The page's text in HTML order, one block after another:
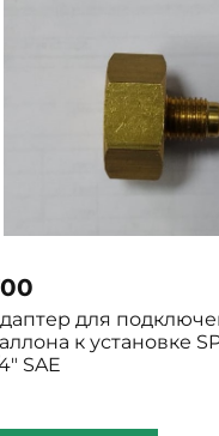
для
к установке
SAE